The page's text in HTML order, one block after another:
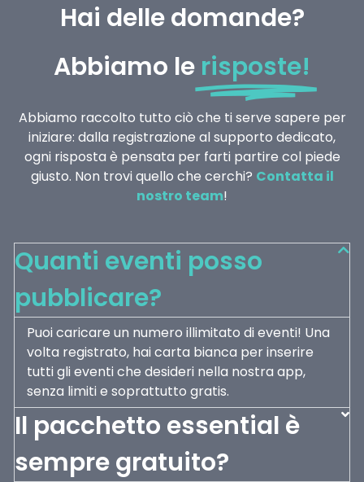
Hai delle domande?
Abbiamo le risposte!
Abbiamo raccolto tutto ciò che ti serve sapere per
iniziare: dalla registrazione al supporto dedicato,
ogni risposta è pensata per farti partire col piede
giusto. Non trovi quello che cerchi? Contatta il
nostro team!
Quanti eventi posso
pubblicare?
Puoi caricare un numero illimitato di eventi! Una
volta registrato, hai carta bianca per inserire
tutti gli eventi che desideri nella nostra app,
senza limiti e soprattutto gratis.
Il pacchetto essential è
sempre gratuito?